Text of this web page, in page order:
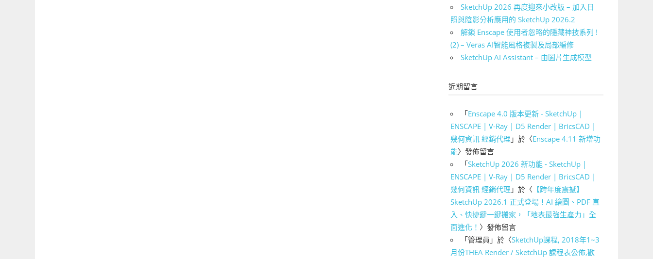
SketchUp 2026 再度迎來小改版 – 加入日
照與陰影分析應用的 SketchUp 2026.2
解鎖 Enscape 使用者忽略的隱藏神技系列 !
(2) – Veras AI智能風格複製及局部編修
SketchUp AI Assistant – 由圖片生成模型
近期留言
「Enscape 4.0 版本更新 - SketchUp |
ENSCAPE | V-Ray | D5 Render | BricsCAD |
幾何資訊 經銷代理 」於〈Enscape 4.11 新增功
能〉發佈留言
「SketchUp 2026 新功能 - SketchUp |
ENSCAPE | V-Ray | D5 Render | BricsCAD |
幾何資訊 經銷代理 」於〈 【跨年度震撼】
SketchUp 2026.1 正式登場！AI 繪圖、PDF 直
入、快捷鍵一鍵搬家，「地表最強生產力」全
面進化！ 〉發佈留言
「管理員 」於〈SketchUp課程, 2018年1~3
月份THEA Render / SketchUp 課程表公佈,歡